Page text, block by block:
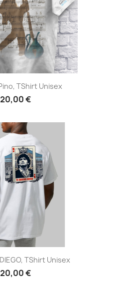
TShirt Unisex
20,00 €
TShirt Unisex
20,00 €